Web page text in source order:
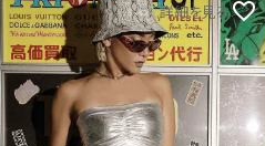
詳細を見る